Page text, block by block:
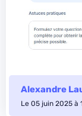
Alexandre
Le 05 juin 2025 à